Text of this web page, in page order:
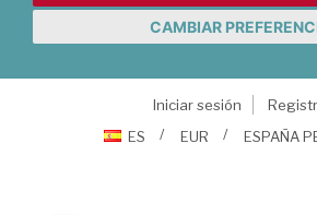
CAMBIAR
Iniciar sesión
ES
EUR ESPAÑA